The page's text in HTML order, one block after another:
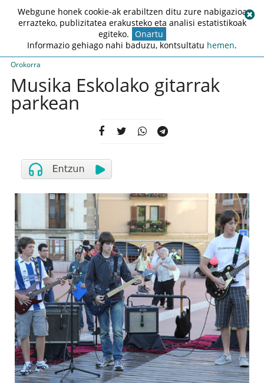
Orokorra
Musika Eskolako gitarrak
parkean
Webgune honek cookie-ak erabiltzen ditu zure nabigazioa
errazteko, publizitatea erakusteko eta analisi estatistikoak
egiteko. Onartu
Informazio gehiago nahi baduzu, kontsultatu hemen.